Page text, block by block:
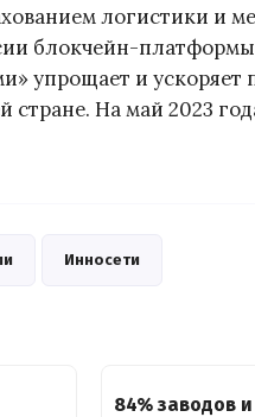
логистики и
блокчейн-
упрощает и ускоряет
стране. На май 2023
Инносети
84% заводов и